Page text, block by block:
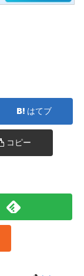
はてブ
コピー